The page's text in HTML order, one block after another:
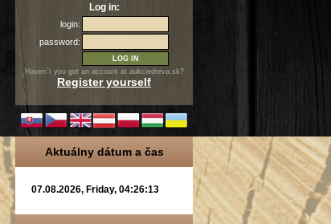
Log in:
login:
password:
Haven´t you got an account at aukciedreva.sk?
Register yourself
Aktuálny dátum a čas
07.08.2026, Friday, 04:26:13